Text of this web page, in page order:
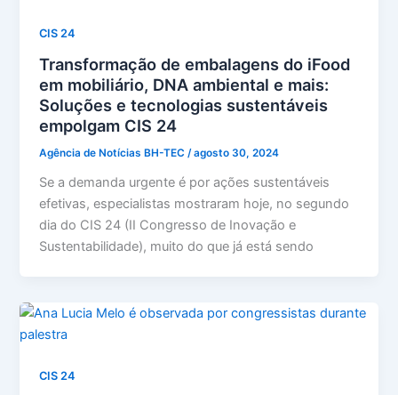
CIS 24
Transformação de embalagens do iFood
em mobiliário, DNA ambiental e mais:
Soluções e tecnologias sustentáveis
empolgam CIS 24
Agência de Notícias BH-TEC/agosto 30, 2024
Se a demanda urgente é por ações sustentáveis
efetivas, especialistas mostraram hoje, no segundo
dia do CIS 24 (II Congresso de Inovação e
Sustentabilidade), muito do que já está sendo
CIS 24